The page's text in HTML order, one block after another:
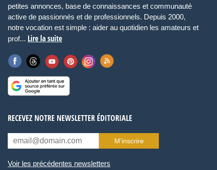
petites annonces, base de connaissances et communauté
active de passionnés et de professionnels. Depuis 2000,
notre vocation est simple : aider au quotidien les amateurs et
prof... Lire la suite
RECEVEZ NOTRE NEWSLETTER ÉDITORIALE
M’inscrire
Voir les précédentes newsletters